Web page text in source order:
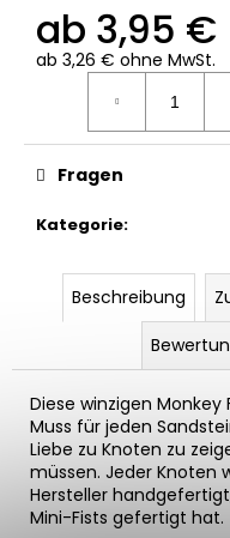
ab 3,95 €
ab 3,26 € ohne MwSt.
Verkaufspreis:
Kategorie:
Fragen
Beschreibung
Diese winzigen
Muss für jeden
Liebe zu Knoten zu
müssen. Jeder Knoten
Hersteller
Mini-Fists gefertigt hat.